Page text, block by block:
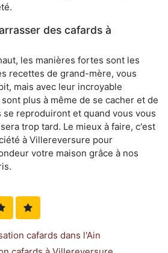
des cafards à
les manières fortes sont les
recettes de grand-mère, vous
mais avec leur incroyable
plus à même de se cacher et de
reproduiront et quand vous vous
trop tard. Le mieux à faire, c'est
à Villereversure pour
votre maison grâce à nos
cafards dans l'Ain